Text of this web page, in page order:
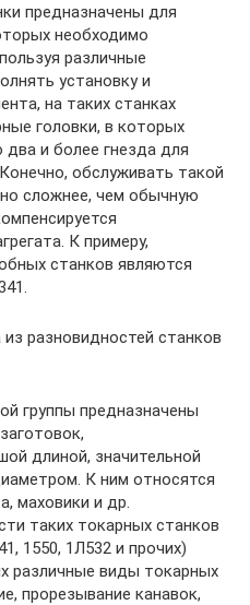
предназначены для
необходимо
различные
установку и
на таких станках
головки, в которых
и более гнезда для
обслуживать такой
сложнее, чем обычную
К примеру,
станков являются
разновидностей станков
группы предназначены
длиной, значительной
К ним относятся
маховики и др.
таких токарных станков
1550, 1Л532 и прочих)
различные виды токарных
прорезывание канавок,